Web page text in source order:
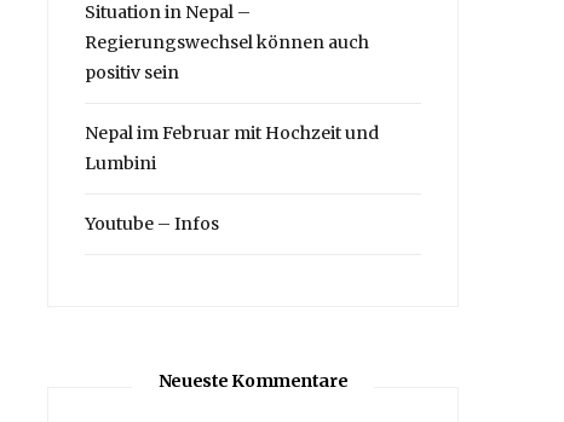
Situation in Nepal –
Regierungswechsel können auch
positiv sein
Nepal im Februar mit Hochzeit und
Lumbini
Youtube – Infos
Neueste Kommentare